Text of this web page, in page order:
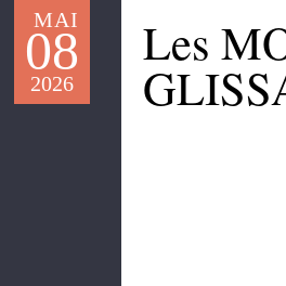
MAI
08
2026
Les